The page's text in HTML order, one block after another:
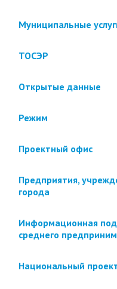
Муниципальные
ТОСЭР
Открытые данные
Режим
Проектный офис
Предприятия,
города
Информационная
среднего
Национальный